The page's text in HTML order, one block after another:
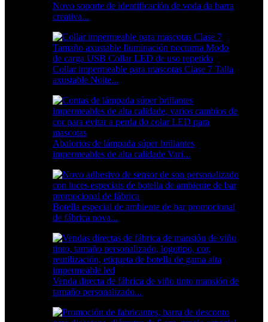
Novo soporte de identificación de voda da barra
creativa...
Collar impermeable para mascotas Clase 7 Talla
axustable Noite...
Abalorios de lámpada súper brillantes
impermeables de alta calidade Vari...
Botella especial de ambiente de bar promocional
de fábrica nova...
Venda directa de fábrica de viño tinto mansión de
tamaño personalizado...